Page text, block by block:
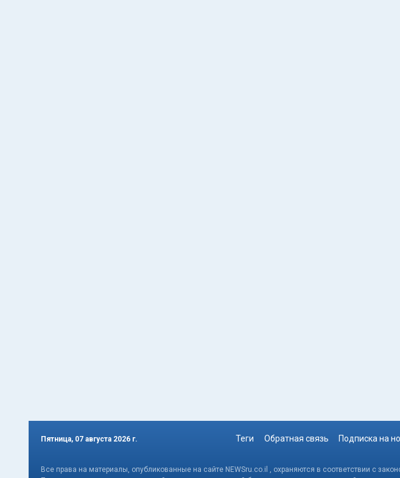
Пятница, 07 августа 2026 г. Теги Обратная связь Подписка на
Все права на материалы, опубликованные на сайте NEWSru.co.il , охраняются в соответствии с